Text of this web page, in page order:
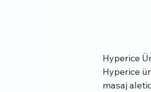
Hyperice
Hyperice
masaj